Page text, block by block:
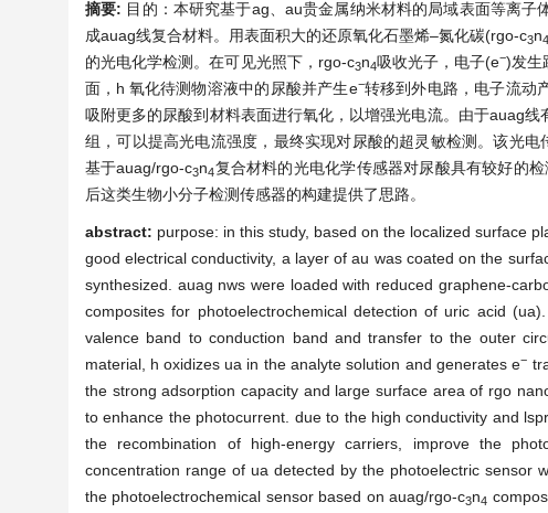
摘要: 目的：本研究基于ag、au贵金属纳米材料的局域表面等离
成auag线复合材料。用表面积大的还原氧化石墨烯–氮化碳(rgo-c3n4
的光电化学检测。在可见光照下，rgo-c3n4吸收光子，电子(e−)发生
面，h 氧化待测物溶液中的尿酸并产生e−转移到外电路，电子流动
吸附更多的尿酸到材料表面进行氧化，以增强光电流。由于auag
组，可以提高光电流强度，最终实现对尿酸的超灵敏检测。该光
基于auag/rgo-c3n4复合材料的光电化学传感器对尿酸具有较好的
后这类生物小分子检测传感器的构建提供了思路。
abstract: purpose: in this study, based on the localized surface
good electrical conductivity, a layer of au was coated on the
synthesized. auag nws were loaded with reduced graphene-
composites for photoelectrochemical detection of uric acid
valence band to conduction band and transfer to the outer
material, h oxidizes ua in the analyte solution and generates e−
the strong adsorption capacity and large surface area of rgo
to enhance the photocurrent. due to the high conductivity and
the recombination of high-energy carriers, improve the
concentration range of ua detected by the photoelectric sensor
the photoelectrochemical sensor based on auag/rgo-c3n4